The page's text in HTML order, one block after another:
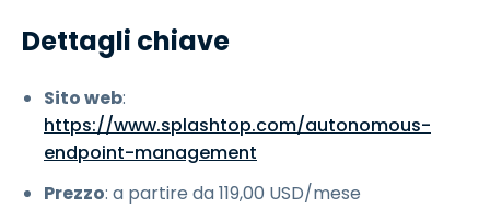
Dettagli chiave
Sito web:
https://www.splashtop.com/autonomous-
endpoint-management
Prezzo: a partire da119,00 USD/mese